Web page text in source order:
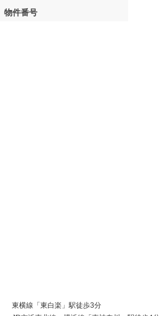
物件番号
東横線「東白楽」駅徒歩3分